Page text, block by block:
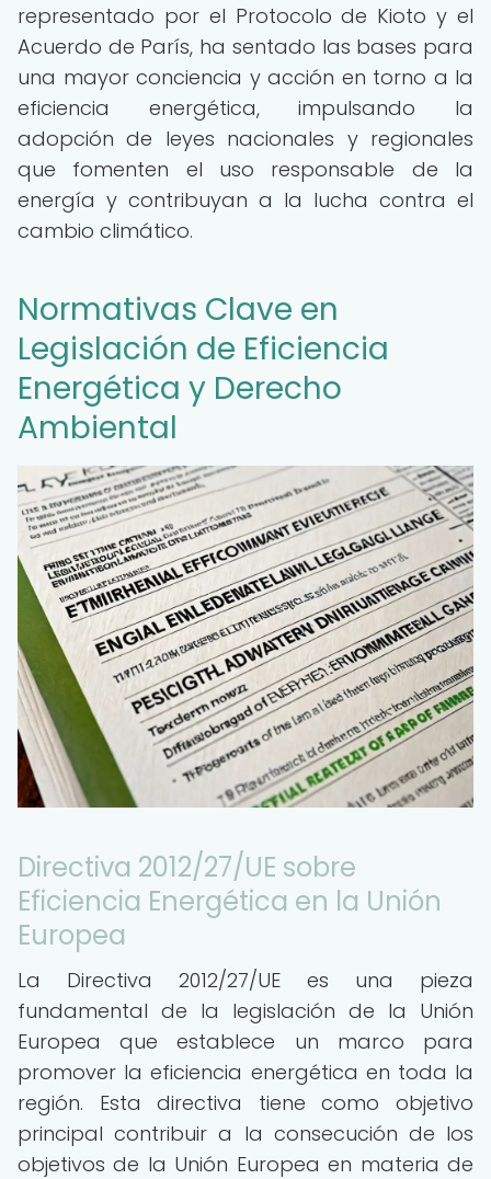
representado por el Protocolo de Kioto y el
Acuerdo de París, ha sentado las bases para
una mayor conciencia y acción en torno a la
eficiencia energética, impulsando la
adopción de leyes nacionales y regionales
que fomenten el uso responsable de la
energía y contribuyan a la lucha contra el
cambio climático.
Normativas Clave en
Legislación de Eficiencia
Energética y Derecho
Ambiental
Directiva 2012/27/UE sobre
Eficiencia Energética en la Unión
Europea
La Directiva 2012/27/UE es una pieza
fundamental de la legislación de la Unión
Europea que establece un marco para
promover la eficiencia energética en toda la
región. Esta directiva tiene como objetivo
principal contribuir a la consecución de los
objetivos de la Unión Europea en materia de